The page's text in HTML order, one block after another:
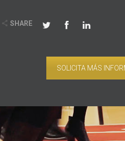
SHARE
SOLICITA MÁS